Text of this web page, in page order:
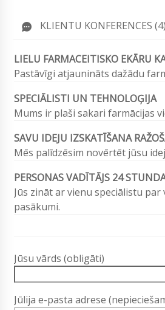
KLIENTU KONFERENCES (4)
LIELU FARMACEITISKO EKĀRU
Pastāvīgi atjaunināts dažādu
SPECIĀLISTI UN TEHNOLOĢIJA
Mums ir plaši sakari farmācijas
SAVU IDEJU IZSKATĪŠANA
Mēs palīdzēsim novērtēt jūsu
PERSONAS VADĪTĀJS 24
Jūs zināt ar vienu speciālistu
pasākumi.
Jūsu vārds (obligāti)
Jūlija e-pasta adrese